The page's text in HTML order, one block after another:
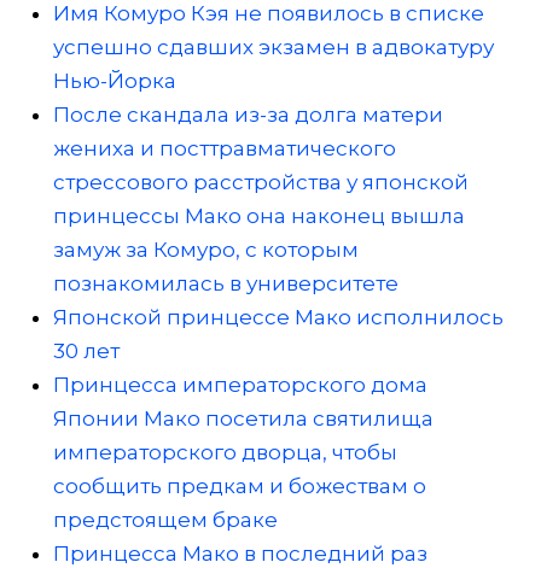
Имя Комуро Кэя не появилось в списке
успешно сдавших экзамен в адвокатуру
Нью-Йорка
После скандала из-за долга матери
жениха и посттравматического
стрессового расстройства у японской
принцессы Мако она наконец вышла
замуж за Комуро, с которым
познакомилась в университете
Японской принцессе Мако исполнилось
30 лет
Принцесса императорского дома
Японии Мако посетила святилища
императорского дворца, чтобы
сообщить предкам и божествам о
предстоящем браке
Принцесса Мако в последний раз